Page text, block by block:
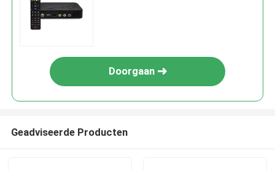
Doorgaan
Geadviseerde Producten